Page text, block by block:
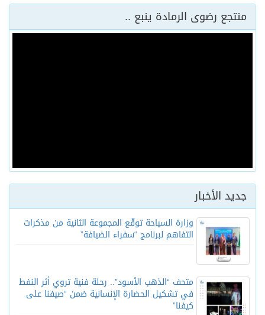
منتجع رضوى الرمادة ينبع ..
جديد الأخبار
وزارة السياحة توقّع المجموعة الثانية من مذكرات
التفاهم لبرنامج “سفراء الضيافة”
متحف “الذهب الأسود”.. رحلة فنية تروي أثر النفط
في تشكيل الحضارة الإنسانية ضمن “صيفنا على
كيفنا”